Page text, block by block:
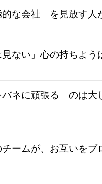
的な会社」を見放す人
見ない」心の持ちよう
バネに頑張る」のは
ームが、お互いを